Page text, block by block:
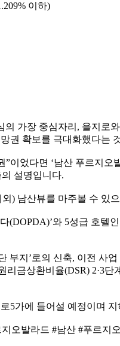
이하)
의 가장 중심자리, 을지
권 확보를 극대화했다는
이었다면 ‘남산 푸르지
설명입니다.
) 남산뷰를 마주볼 수 있
(DOPDA)’와 5성급 호
부지’로의 신축, 이전 사
리금상환비율(DSR) 2·3
5가에 들어설 예정이며
오발라드 #남산 #푸르지